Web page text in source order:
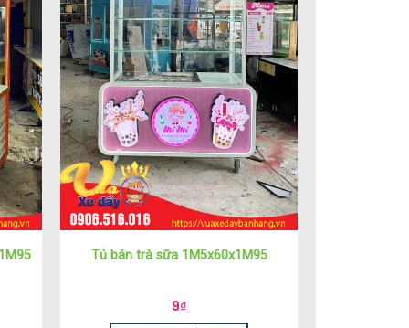
Tủ bán trà sữa 1M5x60x1M95
9₫